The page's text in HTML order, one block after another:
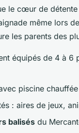
le cœur de
même lors
les parents des
équipés de 4 à
piscine
: aires de jeux,
balisés du